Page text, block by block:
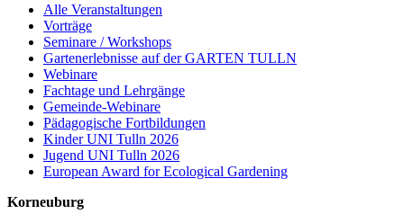
Alle Veranstaltungen
Vorträge
Seminare / Workshops
Gartenerlebnisse auf der GARTEN TULLN
Webinare
Fachtage und Lehrgänge
Gemeinde-Webinare
Pädagogische Fortbildungen
Kinder UNI Tulln 2026
Jugend UNI Tulln 2026
European Award for Ecological Gardening
Korneuburg